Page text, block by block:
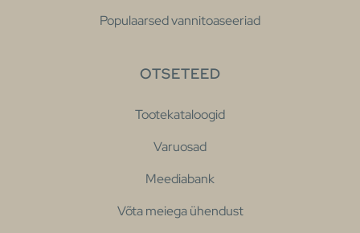
Populaarsed vannitoaseeriad
OTSETEED
Tootekataloogid
Varuosad
Meediabank
Võta meiega ühendust